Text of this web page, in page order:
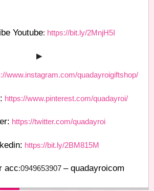
Youtube: https://bit.ly/2MnjH5I
▶
www.instagram.com/quadayroigiftshop/
https://www.pinterest.com/quadayroi/
https://twitter.com/quadayroi
https://bit.ly/2BM815M
acc:0949653907 – quadayroicom